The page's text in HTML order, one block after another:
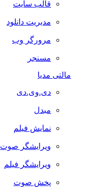
قالب سایت
مدیریت دانلود
مرورگر وب
مسنجر
مالتی مدیا
دی.وی.دی
مبدل
نمایش فیلم
ویرایشگر صوت
ویرایشگر فیلم
پخش صوت